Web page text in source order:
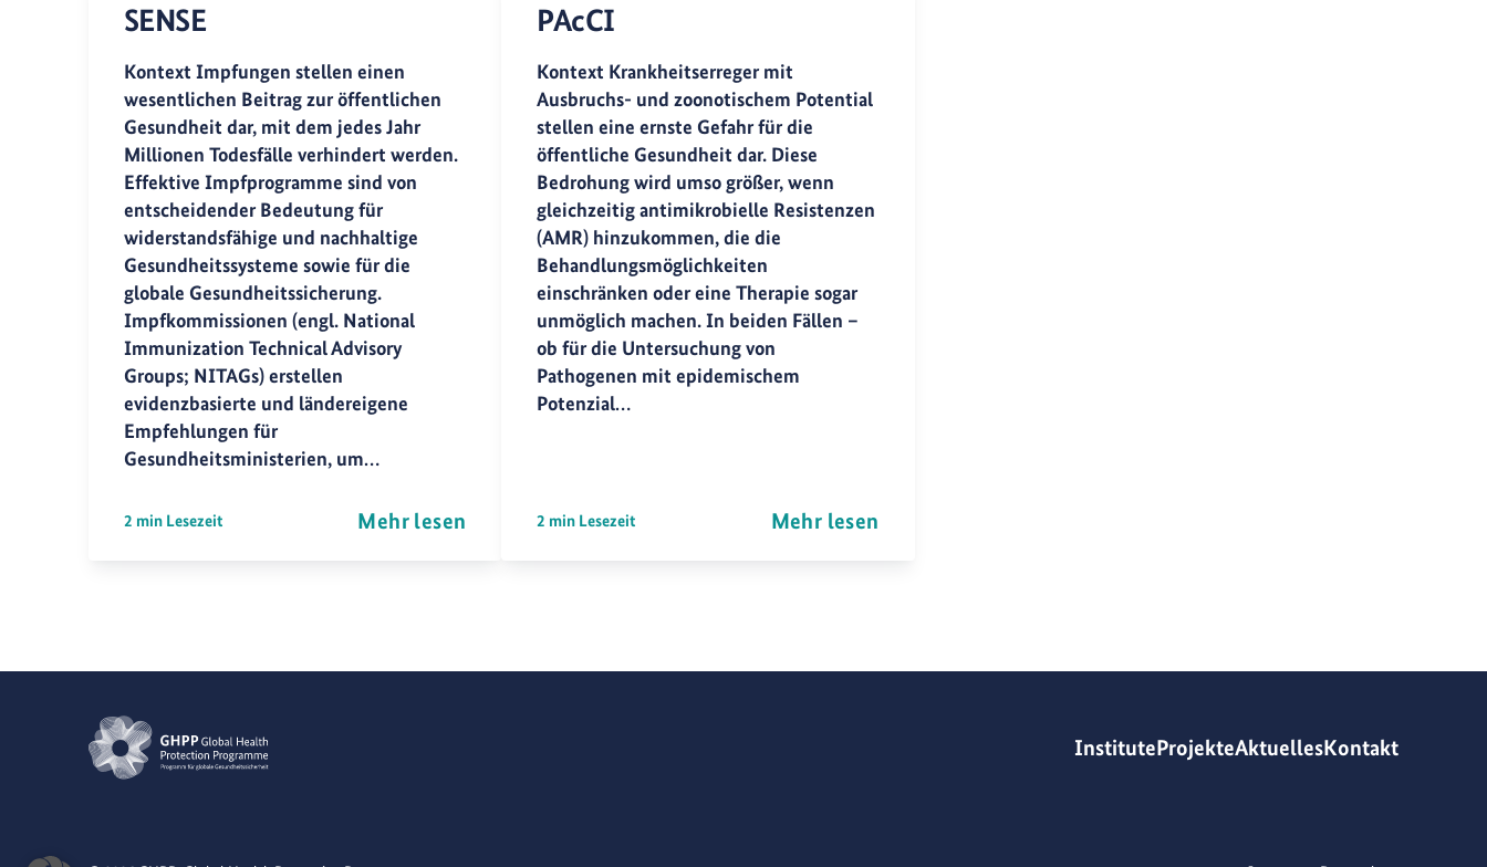
SENSE
Kontext Impfungen stellen einen
wesentlichen Beitrag zur öffentlichen
Gesundheit dar, mit dem jedes Jahr
Millionen Todesfälle verhindert werden.
Effektive Impfprogramme sind von
entscheidender Bedeutung für
widerstandsfähige und nachhaltige
Gesundheitssysteme sowie für die
globale Gesundheitssicherung.
Impfkommissionen (engl. National
Immunization Technical Advisory
Groups; NITAGs) erstellen
evidenzbasierte und ländereigene
Empfehlungen für
Gesundheitsministerien, um…
2 min Lesezeit Mehr lesen
PAcCI
Kontext Krankheitserreger mit
Ausbruchs- und zoonotischem Potential
stellen eine ernste Gefahr für die
öffentliche Gesundheit dar. Diese
Bedrohung wird umso größer, wenn
gleichzeitig antimikrobielle Resistenzen
(AMR) hinzukommen, die die
Behandlungsmöglichkeiten
einschränken oder eine Therapie sogar
unmöglich machen. In beiden Fällen –
ob für die Untersuchung von
Pathogenen mit epidemischem
Potenzial…
2 min Lesezeit Mehr lesen
InstituteProjekteAktuellesKontakt